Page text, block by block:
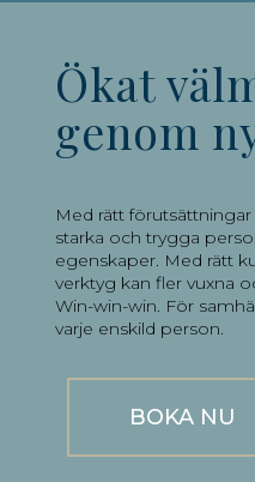
Ökat
genom
Med rätt förutsättningar
starka och trygga
egenskaper. Med rätt
verktyg kan fler vuxna
Win-win-win. För
varje enskild person.
BOKA NU